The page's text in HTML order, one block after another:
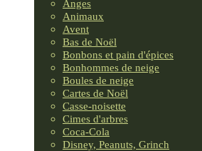
Anges
Animaux
Avent
Bas de Noël
Bonbons et pain d'épices
Bonhommes de neige
Boules de neige
Cartes de Noël
Casse-noisette
Cimes d'arbres
Coca-Cola
Disney, Peanuts, Grinch